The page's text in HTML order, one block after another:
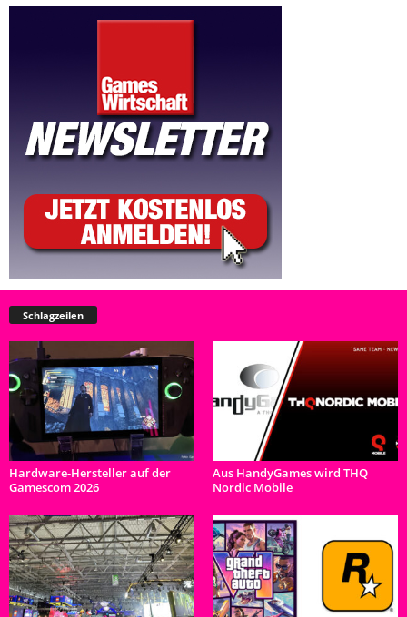
Schlagzeilen
Hardware-Hersteller auf der
Gamescom 2026
Aus HandyGames wird THQ
Nordic Mobile